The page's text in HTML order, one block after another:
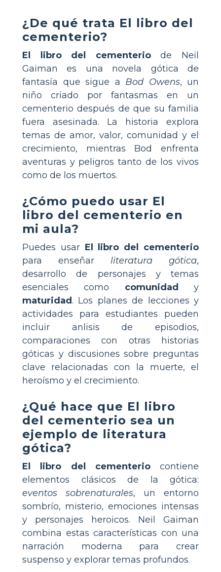
¿De qué trata El libro del
cementerio?
El libro del cementeriode Neil
Gaiman es una novela gótica de
fantasía que sigue a Bod Owens, un
niño criado por fantasmas en un
cementerio después de que su familia
fuera asesinada. La historia explora
temas de amor, valor, comunidad y el
crecimiento, mientras Bod enfrenta
aventuras y peligros tanto de los vivos
como de los muertos.
¿Cómo puedo usar El
libro del cementerio en
mi aula?
Puedes usar El libro del cementerio
para enseñar literatura gótica,
desarrollo de personajes y temas
esenciales como comunidad
y
maturidad. Los planes de lecciones y
actividades para estudiantes pueden
incluir anlisis de episodios,
comparaciones con otras historias
góticas y discusiones sobre preguntas
clave relacionadas con la muerte, el
heroísmo y el crecimiento.
¿Qué hace que El libro
del cementerio sea un
ejemplo de literatura
gótica?
El libro del cementeriocontiene
elementos clásicos de la gótica:
eventos sobrenaturales, un entorno
sombrío, misterio, emociones intensas
y personajes heroicos. Neil Gaiman
combina estas características con una
narración moderna para crear
suspenso y explorar temas profundos.